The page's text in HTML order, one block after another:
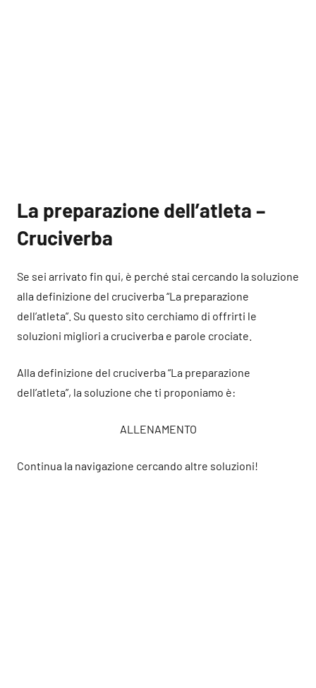
La preparazione dell’atleta –
Cruciverba
Se sei arrivato fin qui, è perché stai cercando la soluzione
alla definizione del cruciverba “La preparazione
dell’atleta”. Su questo sito cerchiamo di offrirti le
soluzioni migliori a cruciverba e parole crociate.
Alla definizione del cruciverba “La preparazione
dell’atleta”, la soluzione che ti proponiamo è:
ALLENAMENTO
Continua la navigazione cercando altre soluzioni!